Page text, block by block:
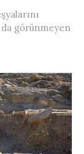
görünmeyen